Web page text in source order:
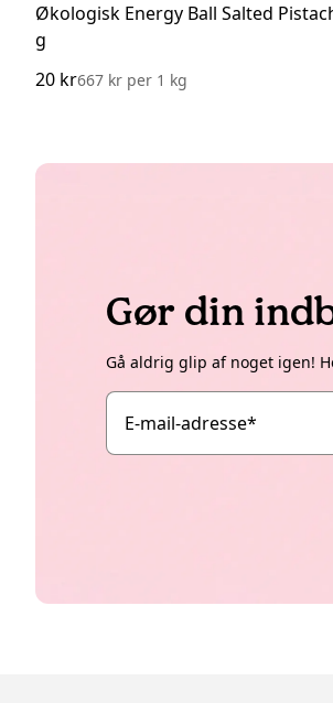
Økologisk Energy Ball Salted
g
20 kr667 kr per 1 kg
Gør din
Gå aldrig glip af noget igen!
E-mail-adresse*